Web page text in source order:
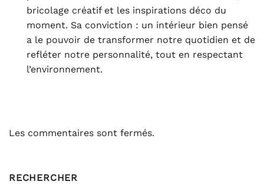
bricolage créatif et les inspirations déco du
moment. Sa conviction : un intérieur bien pensé
a le pouvoir de transformer notre quotidien et de
refléter notre personnalité, tout en respectant
l’environnement.
Les commentaires sont fermés.
RECHERCHER